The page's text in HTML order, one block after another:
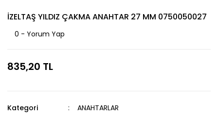
İZELTAŞ YILDIZ ÇAKMA ANAHTAR 27 MM 0750050027
0 - Yorum Yap
835,20 TL
Kategori
ANAHTARLAR